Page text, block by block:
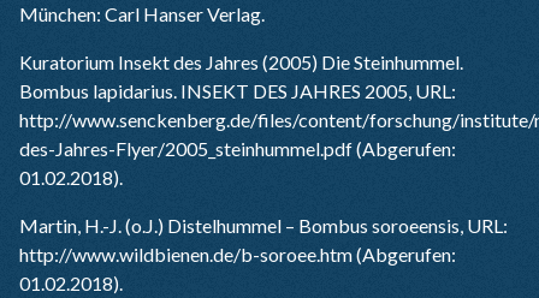
München: Carl Hanser Verlag.
Kuratorium Insekt des Jahres (2005) Die Steinhummel.
Bombus lapidarius. INSEKT DES JAHRES 2005, URL:
http://www.senckenberg.de/files/content/forschung/institute/
des-Jahres-Flyer/2005_steinhummel.pdf(Abgerufen:
01.02.2018).
Martin, H.-J. (o.J.) Distelhummel – Bombus soroeensis, URL:
http://www.wildbienen.de/b-soroee.htm(Abgerufen:
01.02.2018).